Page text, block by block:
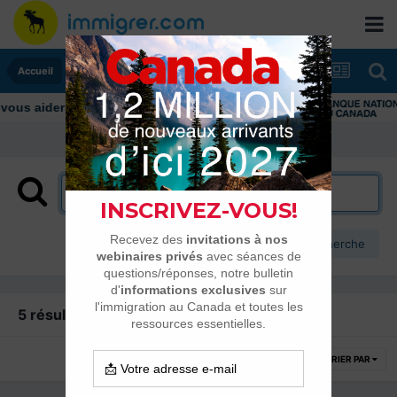
Accueil
aider tout au long de votre transition
Plus d’options de recherche
5 résultats trouvés
TRIER PAR